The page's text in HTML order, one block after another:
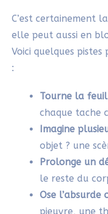
28/
vraiment
28/
Wahooo j
dessin qui